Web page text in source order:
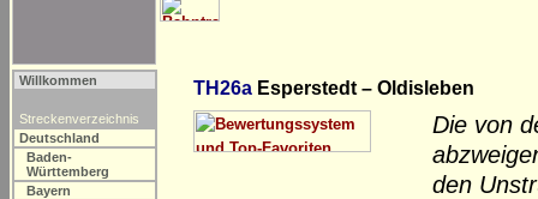
Willkommen
Streckenverzeichnis
Deutschland
Baden-
Württemberg
Bayern
TH26a Esperstedt – Oldisleben
Die von
den